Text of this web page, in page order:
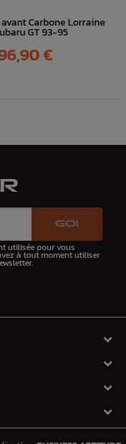
Carbone Lorraine
GT 93-95
€
GO!
utilisée pour vous
à tout moment utiliser